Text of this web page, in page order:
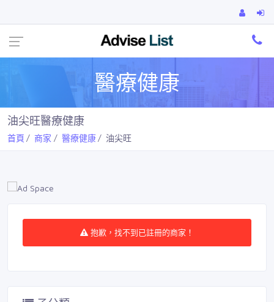
醫療健康
油尖旺醫療健康
首頁 商家 醫療健康 油尖旺
抱歉，找不到已註冊的商家！